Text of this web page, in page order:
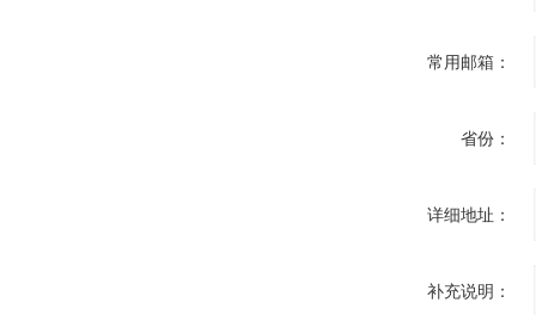
常用邮箱：
省份：
详细地址：
补充说明：